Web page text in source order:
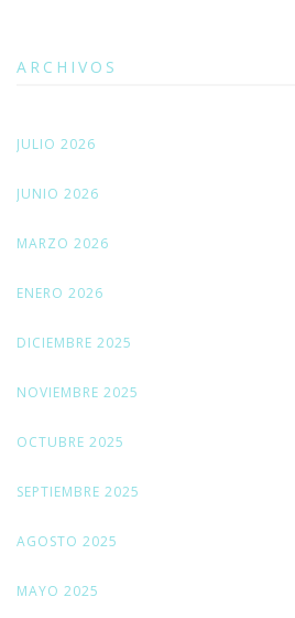
ARCHIVOS
JULIO 2026
JUNIO 2026
MARZO 2026
ENERO 2026
DICIEMBRE 2025
NOVIEMBRE 2025
OCTUBRE 2025
SEPTIEMBRE 2025
AGOSTO 2025
MAYO 2025